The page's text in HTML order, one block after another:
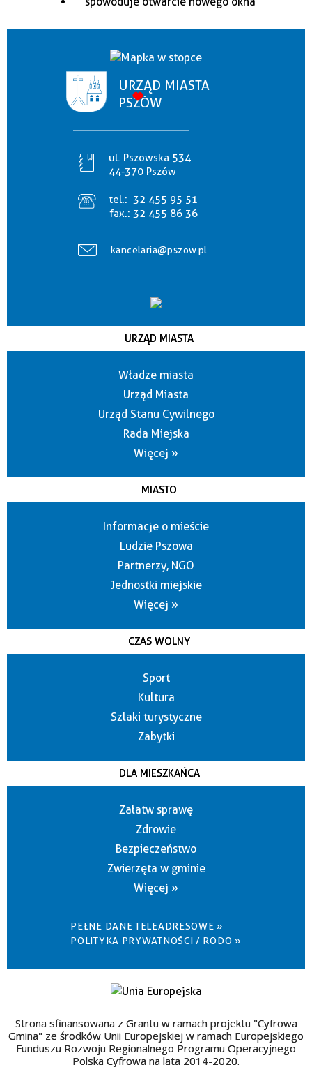
URZĄD MIASTA
PSZÓW
ul. Pszowska 534
44-370 Pszów
tel.: 32 455 95 51
fax.: 32 455 86 36
kancelaria@pszow.pl
URZĄD MIASTA
Władze miasta
Urząd Miasta
Urząd Stanu Cywilnego
Rada Miejska
Więcej »
MIASTO
Informacje o mieście
Ludzie Pszowa
Partnerzy, NGO
Jednostki miejskie
Więcej »
CZAS WOLNY
Sport
Kultura
Szlaki turystyczne
Zabytki
DLA MIESZKAŃCA
Załatw sprawę
Zdrowie
Bezpieczeństwo
Zwierzęta w gminie
Więcej »
PEŁNE DANE TELEADRESOWE »
POLITYKA PRYWATNOŚCI / RODO »
Strona sfinansowana z Grantu w ramach projektu "Cyfrowa
Gmina" ze środków Unii Europejskiej w ramach Europejskiego
Funduszu Rozwoju Regionalnego Programu Operacyjnego
Polska Cyfrowa na lata 2014-2020.